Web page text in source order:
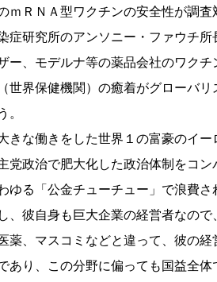
ｍＲＮＡ型ワクチンの安全性が調
症研究所のアンソニー・ファウチ
ー、モデルナ等の薬品会社のワク
世界保健機関）の癒着がグローバ
きな働きをした世界１の富豪のイ
党政治で肥大化した政治体制をコ
ゆる「公金チューチュー」で浪費
、彼自身も巨大企業の経営者なの
薬、マスコミなどと違って、彼の
あり、この分野に偏っても国益全体